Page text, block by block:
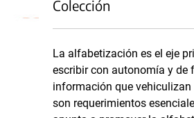
Colección
La alfabetización es el eje
escribir con autonomía y de
información que
son requerimientos